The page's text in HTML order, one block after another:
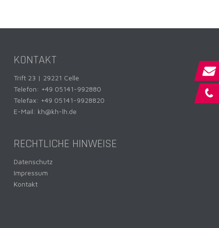
KONTAKT
Trift 23 | 29221 Celle
Telefon: +49 05141-992880
Telefax: +49 05141-9928820
E-Mail: kh@kh-lh.de
RECHTLICHE HINWEISE
Datenschutz
Impressum
Kontakt